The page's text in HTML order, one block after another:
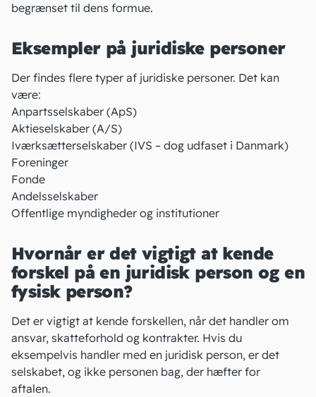
begrænset til dens formue.
Eksempler på juridiske personer
Der findes flere typer af juridiske personer. Det kan
være:
Anpartsselskaber (ApS)
Aktieselskaber (A/S)
Iværksætterselskaber (IVS – dog udfaset i Danmark)
Foreninger
Fonde
Andelsselskaber
Offentlige myndigheder og institutioner
Hvornår er det vigtigt at kende
forskel på en juridisk person og en
fysisk person?
Det er vigtigt at kende forskellen, når det handler om
ansvar, skatteforhold og kontrakter. Hvis du
eksempelvis handler med en juridisk person, er det
selskabet, og ikke personen bag, der hæfter for
aftalen.